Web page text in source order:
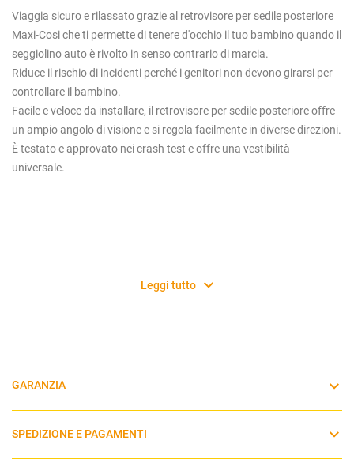
Viaggia sicuro e rilassato grazie al retrovisore per sedile posteriore
Maxi-Cosi che ti permette di tenere d'occhio il tuo bambino quando il
seggiolino auto è rivolto in senso contrario di marcia.
Riduce il rischio di incidenti perché i genitori non devono girarsi per
controllare il bambino.
Facile e veloce da installare, il retrovisore per sedile posteriore offre
un ampio angolo di visione e si regola facilmente in diverse direzioni.
È testato e approvato nei crash test e offre una vestibilità
universale.
Leggi tutto
GARANZIA
SPEDIZIONE E PAGAMENTI